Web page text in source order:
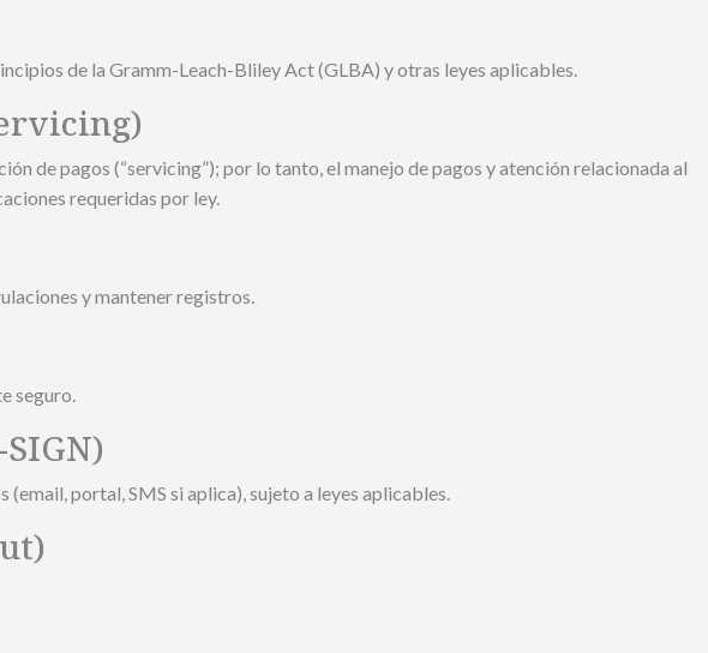
de la Gramm-Leach-Bliley Act (GLBA) y otras leyes aplicables.
de pagos (“servicing”); por lo tanto, el manejo de pagos y atención relacionada al
requeridas por ley.
y mantener registros.
seguro.
portal, SMS si aplica), sujeto a leyes aplicables.